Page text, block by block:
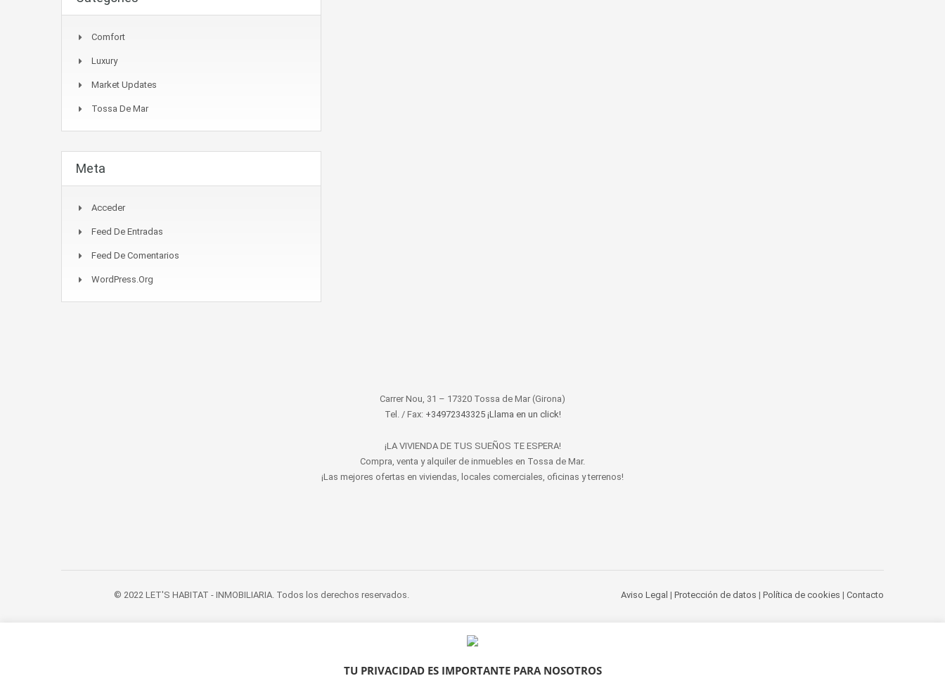
Comfort
Luxury
Market Updates
Tossa De Mar
Meta
Acceder
Feed De Entradas
Feed De Comentarios
WordPress.org
Carrer Nou, 31 – 17320 Tossa de Mar (Girona)
Tel. / Fax: +34972343325 ¡Llama en un click!
¡LA VIVIENDA DE TUS SUEÑOS TE ESPERA!
Compra, venta y alquiler de inmuebles en Tossa de Mar.
¡Las mejores ofertas en viviendas, locales comerciales, oficinas y terrenos!
© 2022 LET'S HABITAT - INMOBILIARIA. Todos los derechos reservados. Aviso Legal | Protección de datos | Política de cookies | Contacto
TU PRIVACIDAD ES IMPORTANTE PARA NOSOTROS